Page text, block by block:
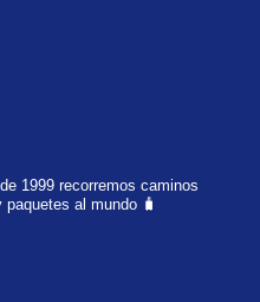
1999 recorremos caminos
al mundo 🧳